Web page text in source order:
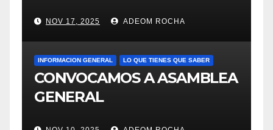
NOV 17, 2025 ADEOM ROCHA
INFORMACION GENERAL LO QUE TIENES QUE SABER
CONVOCAMOS A ASAMBLEA
GENERAL